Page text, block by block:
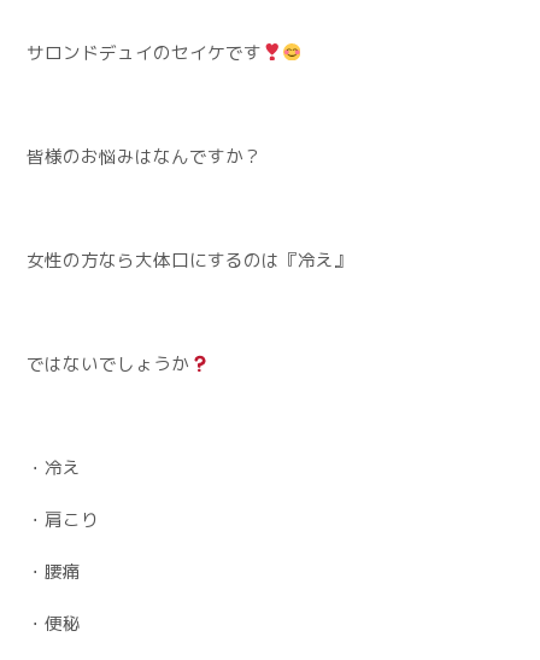
サロンドデュイのセイケです
皆様のお悩みはなんですか？
女性の方なら大体口にするのは『冷え』
ではないでしょうか
・冷え
・肩こり
・腰痛
・便秘